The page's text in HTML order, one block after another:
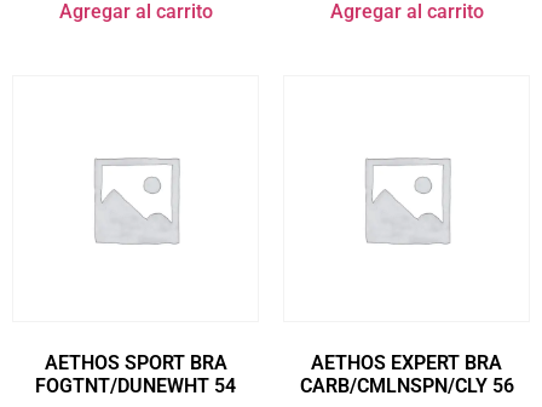
Agregar al carrito Agregar al carrito
AETHOS SPORT BRA
FOGTNT/DUNEWHT 54
AETHOS EXPERT BRA
CARB/CMLNSPN/CLY 56